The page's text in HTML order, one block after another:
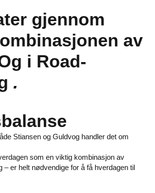
gjennom
av
i Road-
.
Stiansen og Guldvog handler det om
som en viktig kombinasjon av
er helt nødvendige for å få hverdagen til